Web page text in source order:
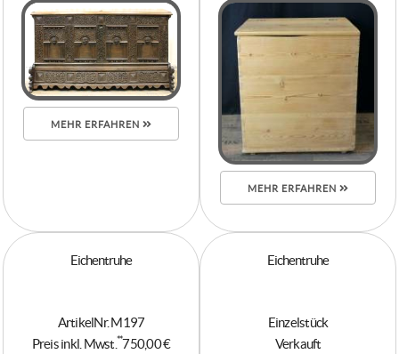
MEHR ERFAHREN
MEHR ERFAHREN
Eichentruhe
ArtikelNr. M197
Preis inkl. Mwst. **750,00 €
Eichentruhe
Einzelstück
Verkauft